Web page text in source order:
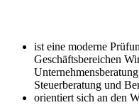
ist eine moderne
Geschäftsbereichen
Steuerberatung und
orientiert sich an den